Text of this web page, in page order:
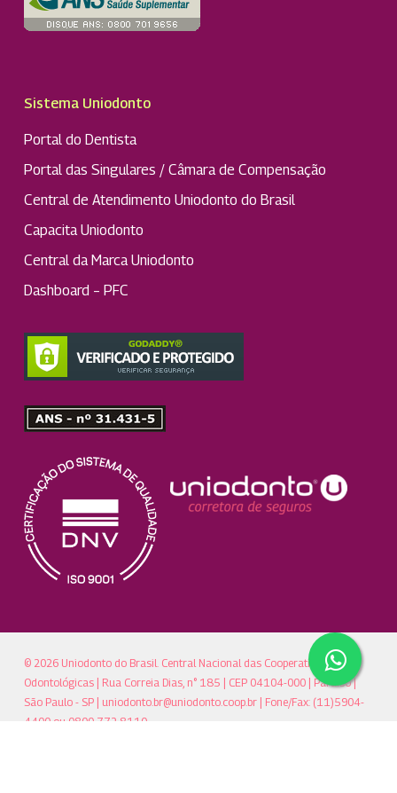
Sistema Uniodonto
Portal do Dentista
Portal das Singulares / Câmara de Compensação
Central de Atendimento Uniodonto do Brasil
Capacita Uniodonto
Central da Marca Uniodonto
Dashboard – PFC
© 2026 Uniodonto do Brasil. Central Nacional das Cooperativas
Odontológicas | Rua Correia Dias, n° 185 | CEP 04104-000 | Paraíso |
São Paulo - SP | uniodonto.br@uniodonto.coop.br| Fone/Fax: (11)5904-
4400 ou 0800 772 8110